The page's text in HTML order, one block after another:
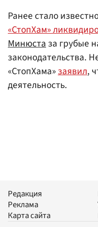
Ранее стало
«СтопХам»
Минюста за грубые
законодательства.
«СтопХама»заявил,
деятельность.
Редакция
Реклама
Карта сайта